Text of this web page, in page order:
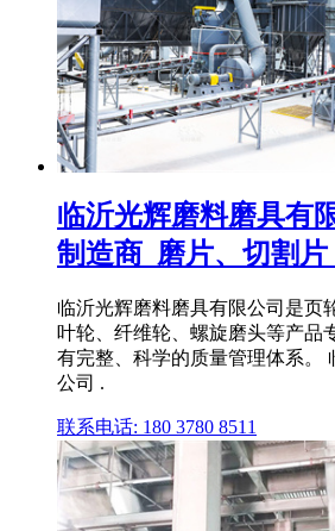
临沂光辉磨料磨具有
制造商_磨片、切割片
临沂光辉磨料磨具有限公司是页
叶轮、纤维轮、螺旋磨头等产品
有完整、科学的质量管理体系。
公司 .
联系电话: 180 3780 8511